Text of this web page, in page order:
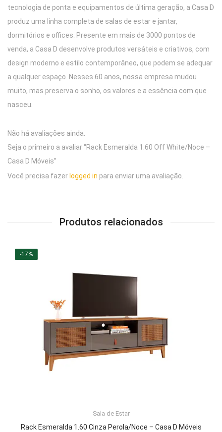
tecnologia de ponta e equipamentos de última geração, a Casa D
produz uma linha completa de salas de estar e jantar,
dormitórios e offices. Presente em mais de 3000 pontos de
venda, a Casa D desenvolve produtos versáteis e criativos, com
design moderno e estilo contemporâneo, que podem se adequar
a qualquer espaço. Nesses 60 anos, nossa empresa mudou
muito, mas preserva o sonho, os valores e a essência com que
nasceu.
Não há avaliações ainda.
Seja o primeiro a avaliar “Rack Esmeralda 1.60 Off White/Noce –
Casa D Móveis”
Você precisa fazer logged in para enviar uma avaliação.
Produtos relacionados
-17%
Sala de Estar
Rack Esmeralda 1.60 Cinza Perola/Noce – Casa D Móveis
LER MAIS